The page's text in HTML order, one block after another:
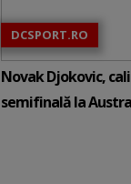
DCSPORT.RO
Novak Djokovic,
semifinală la